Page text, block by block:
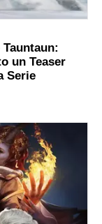
un Teaser
Serie